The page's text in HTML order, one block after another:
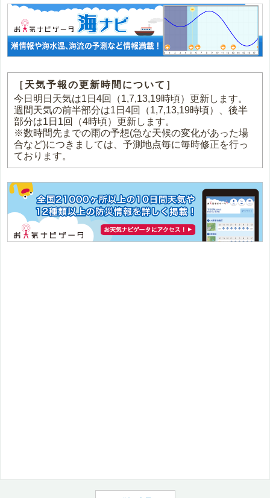
［天気予報の更新時間について］
今日明日天気は1日4回（1,7,13,19時頃）更新します。
週間天気の前半部分は1日4回（1,7,13,19時頃）、後半
部分は1日1回（4時頃）更新します。
※数時間先までの雨の予想(急な天候の変化があった場
合など)につきましては、予測地点毎に毎時修正を行っ
ております。